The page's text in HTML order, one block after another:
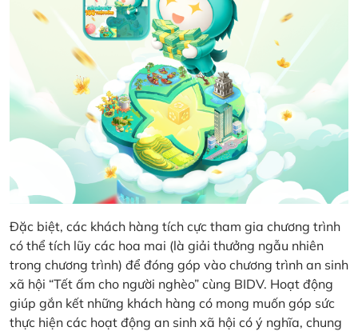
Đặc biệt, các khách hàng tích cực tham gia chương trình
có thể tích lũy các hoa mai (là giải thưởng ngẫu nhiên
trong chương trình) để đóng góp vào chương trình an sinh
xã hội “Tết ấm cho người nghèo” cùng BIDV. Hoạt động
giúp gắn kết những khách hàng có mong muốn góp sức
thực hiện các hoạt động an sinh xã hội có ý nghĩa, chung